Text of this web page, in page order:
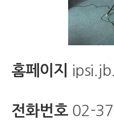
홈페이지
전화번호02-